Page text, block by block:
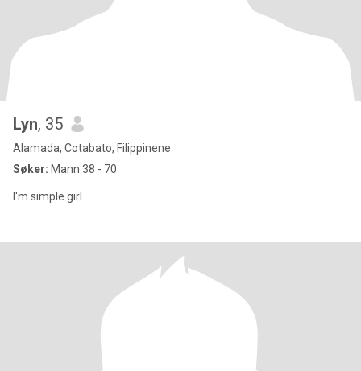
Lyn, 35
Alamada, Cotabato, Filippinene
Søker: Mann 38 - 70
I'm simple girl...